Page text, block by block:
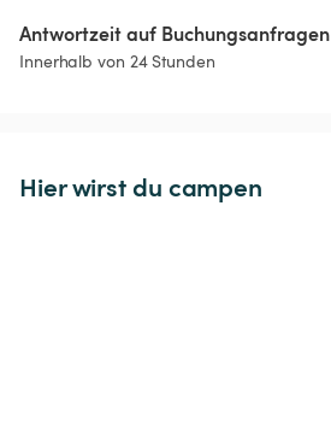
Antwortzeit auf Buchungsanfragen
Innerhalb von 24 Stunden
Hier wirst du campen